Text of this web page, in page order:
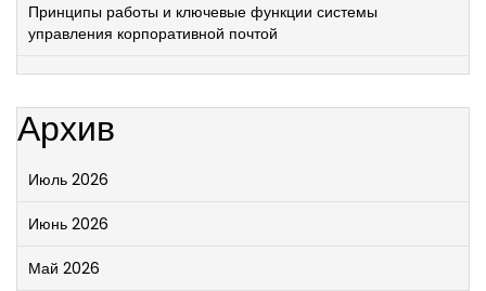
Принципы работы и ключевые функции системы
управления корпоративной почтой
Архив
Июль 2026
Июнь 2026
Май 2026